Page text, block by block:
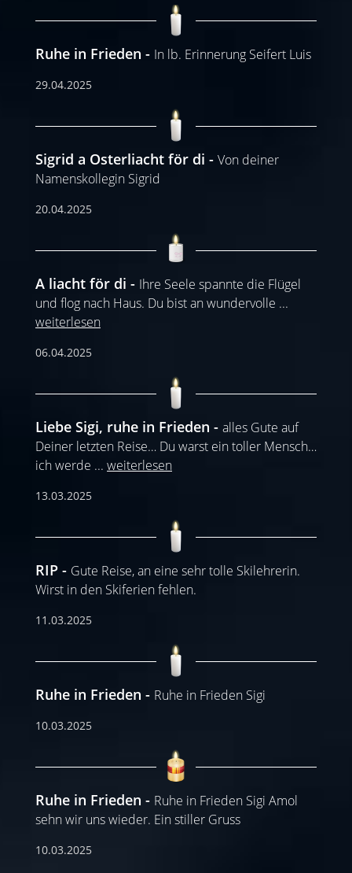
Ruhe in Frieden In lb. Erinnerung Seifert Luis
29.04.2025
Sigrid a Osterliacht för di
Von deiner
Namenskollegin Sigrid
20.04.2025
A liacht för di
Ihre Seele spannte die Flügel
und flog nach Haus. Du bist an wundervolle ...
weiterlesen
06.04.2025
Liebe Sigi, ruhe in Frieden
alles Gute auf
Deiner letzten Reise… Du warst ein toller Mensch…
ich werde ... weiterlesen
13.03.2025
RIP
Gute Reise, an eine sehr tolle Skilehrerin.
Wirst in den Skiferien fehlen.
11.03.2025
Ruhe in Frieden Ruhe in Frieden Sigi
10.03.2025
Ruhe in Frieden
Ruhe in Frieden Sigi Amol
sehn wir uns wieder. Ein stiller Gruss
10.03.2025